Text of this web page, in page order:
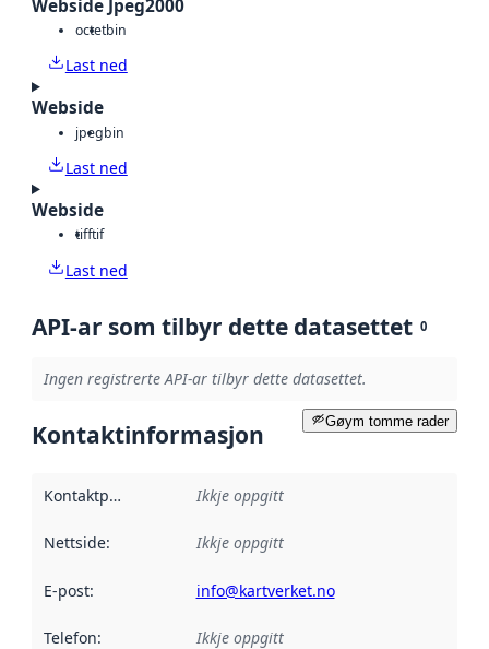
Webside Jpeg2000
octetbin
Last ned
Webside
jpegbin
Last ned
Webside
tifftif
Last ned
API-ar som tilbyr dette datasettet 0
Ingen registrerte API-ar tilbyr dette datasettet.
Gøym tomme rader
Kontaktinformasjon
Kontaktpunkt Ikkje oppgitt
Nettside: Ikkje oppgitt
E-post: info@kartverket.no
Telefon: Ikkje oppgitt